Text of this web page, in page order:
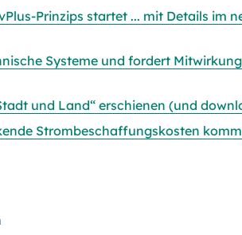
Prinzips startet ... mit Details im
Systeme und fordert
und Land“ erschienen (und
Strombeschaffungskosten